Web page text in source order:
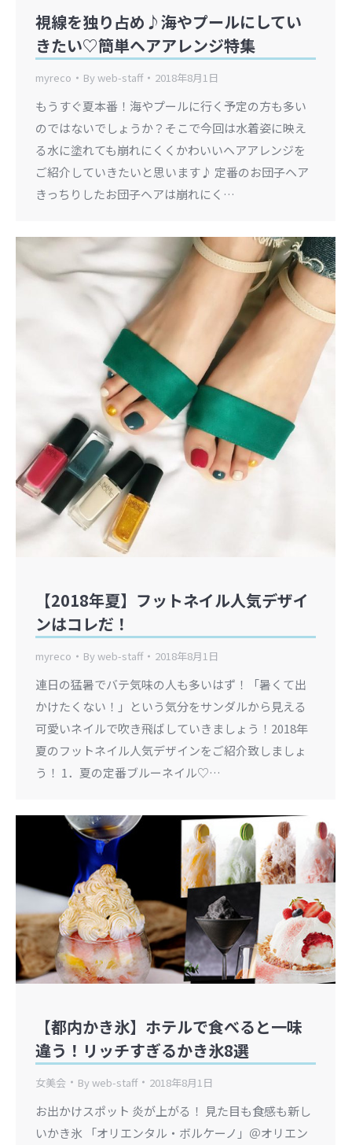
視線を独り占め♪海やプールにしてい
きたい♡簡単ヘアアレンジ特集
myreco Byweb-staff 2018年8月1日
もうすぐ夏本番！海やプールに行く予定の方も多い
のではないでしょうか？そこで今回は水着姿に映え
る水に塗れても崩れにくくかわいいヘアアレンジを
ご紹介していきたいと思います♪ 定番のお団子ヘア
きっちりしたお団子ヘアは崩れにく…
【2018年夏】フットネイル人気デザイ
ンはコレだ！
myreco Byweb-staff 2018年8月1日
連日の猛暑でバテ気味の人も多いはず！「暑くて出
かけたくない！」という気分をサンダルから見える
可愛いネイルで吹き飛ばしていきましょう！2018年
夏のフットネイル人気デザインをご紹介致しましょ
う！ 1．夏の定番ブルーネイル♡…
【都内かき氷】ホテルで食べると一味
違う！リッチすぎるかき氷8選
女美会 Byweb-staff 2018年8月1日
お出かけスポット 炎が上がる！ 見た目も食感も新し
いかき氷 「オリエンタル・ボルケーノ」＠オリエン